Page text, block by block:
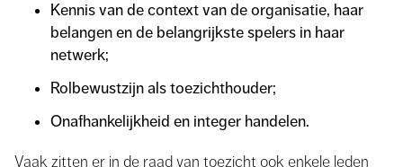
Kennis van de context van de organisatie, haar
belangen en de belangrijkste spelers in haar
netwerk;
Rolbewustzijn als toezichthouder;
Onafhankelijkheid en integer handelen.
Vaak zitten er in de raad van toezicht ook enkele leden